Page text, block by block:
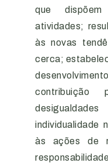
que
atividades;
às novas
cerca;
individualidade
às ações de